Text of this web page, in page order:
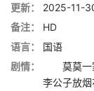
更新：
2025-11-
备注：
HD
语言：
国语
剧情：
莫莫一家
李公子放